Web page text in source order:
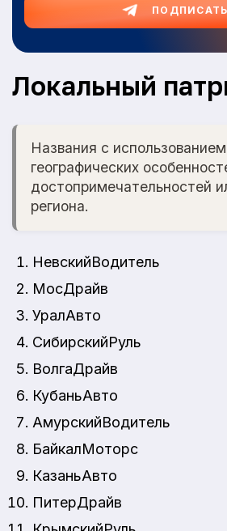
Локальный
Названия с использованием
географических
достопримечательностей
региона.
НевскийВодитель
МосДрайв
УралАвто
СибирскийРуль
ВолгаДрайв
КубаньАвто
АмурскийВодитель
БайкалМоторс
КазаньАвто
ПитерДрайв